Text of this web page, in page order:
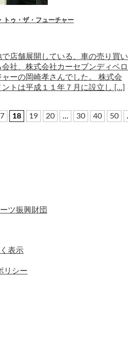
トゥ・ザ・フューチャー
店舗展開している、車の売り買い
社、株式会社カーセブンディベロ
ーの岡崎孝さんでした。 株式会
トは平成１１年７月に設立し […]
18 19 20 ... 30 40 50
ツ振興財団
表示
リシー